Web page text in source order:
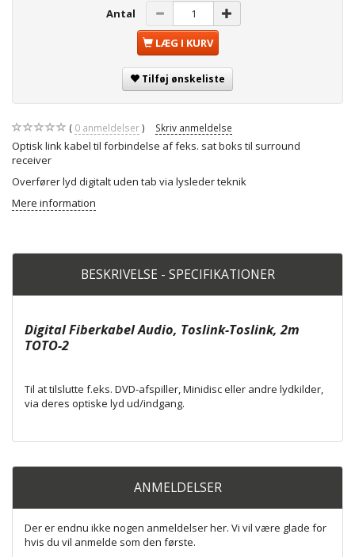
Antal
LÆG I KURV
Tilføj ønskeliste
0 anmeldelser Skriv anmeldelse
Optisk link kabel til forbindelse af feks. sat boks til surround
receiver
Overfører lyd digitalt uden tab via lysleder teknik
Mere information
BESKRIVELSE - SPECIFIKATIONER
Digital Fiberkabel Audio, Toslink-Toslink, 2m
TOTO-2
Til at tilslutte f.eks. DVD-afspiller, Minidisc eller andre lydkilder,
via deres optiske lyd ud/indgang.
ANMELDELSER
Der er endnu ikke nogen anmeldelser her. Vi vil være glade for
hvis du vil anmelde som den første.